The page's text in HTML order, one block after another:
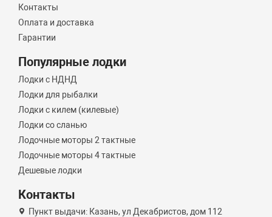
Контакты
Оплата и доставка
Гарантии
Популярные лодки
Лодки с НДНД
Лодки для рыбалки
Лодки с килем (килевые)
Лодки со сланью
Лодочные моторы 2 тактные
Лодочные моторы 4 тактные
Дешевые лодки
Контакты
Пункт выдачи: Казань, ул Декабристов, дом 112